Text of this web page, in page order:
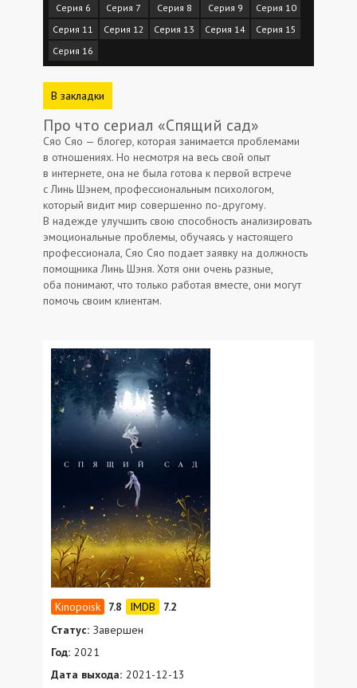
Серия 6
Серия 7 Серия 8 Серия 9
Серия 10
Серия 11
Серия 12 Серия 13 Серия 14
Серия 15
Серия 16
В закладки
Про что сериал «Спящий сад»
Сяо Сяо — блогер, которая занимается проблемами
в отношениях. Но несмотря на весь свой опыт
в интернете, она не была готова к первой встрече
с Линь Шэнем, профессиональным психологом,
который видит мир совершенно по-другому.
В надежде улучшить свою способность анализировать
эмоциональные проблемы, обучаясь у настоящего
профессионала, Сяо Сяо подает заявку на должность
помощника Линь Шэня. Хотя они очень разные,
оба понимают, что только работая вместе, они могут
помочь своим клиентам.
7.8
7.2
Статус: Завершен
Год: 2021
Дата выхода: 2021-12-13